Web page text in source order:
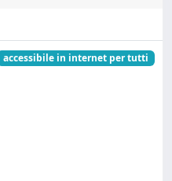
accessibile in internet per tutti